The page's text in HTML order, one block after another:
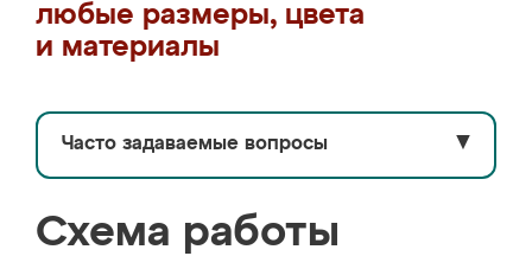
любые размеры, цвета
и материалы
Часто задаваемые вопросы ▼
Схема работы